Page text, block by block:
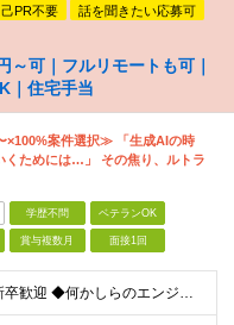
己PR不要 話を聞きたい応募可
可｜フルリモートも可｜
｜住宅手当
×100%案件選択≫ 「生成AIの時
くためには…」 その焦り、ルトラ
学歴不問 ベテランOK
賞与複数月 面接1回
◆学歴不問 / 第二新卒歓迎 ◆何かしらのエンジニア経験をお持ちの方 （言語・期間・フェーズ不問） 経験浅めの方も遠慮なくご応募ください！ ■入社前Q＆A ────── ◎実力に見合った報酬が手に